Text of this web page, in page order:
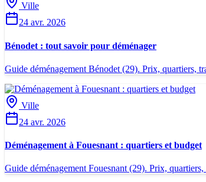
Ville
24 avr. 2026
Bénodet : tout savoir pour déménager
Guide déménagement Bénodet (29). Prix, quartiers,
Ville
24 avr. 2026
Déménagement à Fouesnant : quartiers et budget
Guide déménagement Fouesnant (29). Prix,